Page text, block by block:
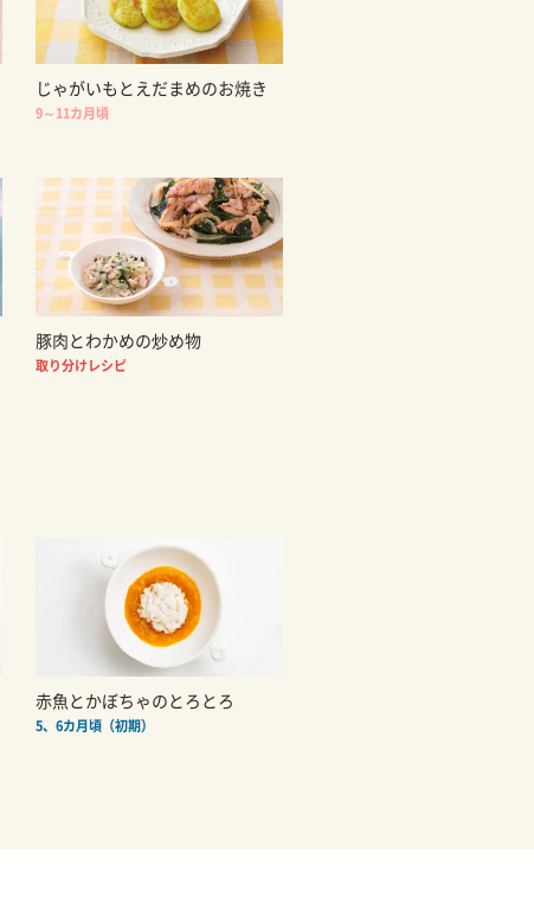
じゃがいもとえだまめのお焼き
9～11カ月頃
豚肉とわかめの炒め物
取り分けレシピ
赤魚とかぼちゃのとろとろ
5、6カ月頃（初期）